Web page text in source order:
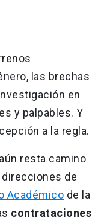
las brechas
en
y palpables. Y
a la regla.
resta camino
de
Académico de la
contrataciones